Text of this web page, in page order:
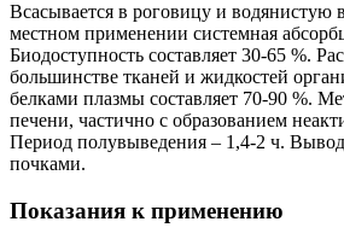
Всасывается в роговицу и водянистую
местном применении системная
Биодоступность составляет 30-65 %.
большинстве тканей и жидкостей
белками плазмы составляет 70-90 %.
печени, частично с образованием
Период полувыведения – 1,4-2 ч.
почками.
Показания к применению